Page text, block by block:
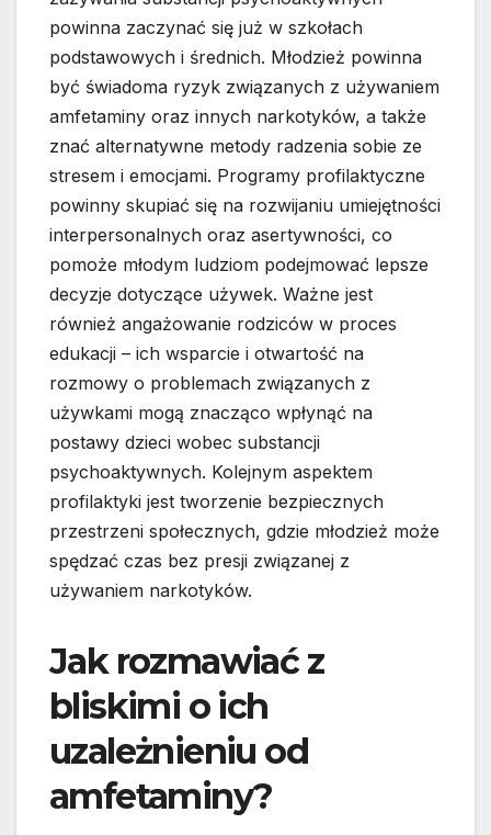
powinna zaczynać się już w szkołach
podstawowych i średnich. Młodzież powinna
być świadoma ryzyk związanych z używaniem
amfetaminy oraz innych narkotyków, a także
znać alternatywne metody radzenia sobie ze
stresem i emocjami. Programy profilaktyczne
powinny skupiać się na rozwijaniu umiejętności
interpersonalnych oraz asertywności, co
pomoże młodym ludziom podejmować lepsze
decyzje dotyczące używek. Ważne jest
również angażowanie rodziców w proces
edukacji – ich wsparcie i otwartość na
rozmowy o problemach związanych z
używkami mogą znacząco wpłynąć na
postawy dzieci wobec substancji
psychoaktywnych. Kolejnym aspektem
profilaktyki jest tworzenie bezpiecznych
przestrzeni społecznych, gdzie młodzież może
spędzać czas bez presji związanej z
używaniem narkotyków.
Jak rozmawiać z
bliskimi o ich
uzależnieniu od
amfetaminy?